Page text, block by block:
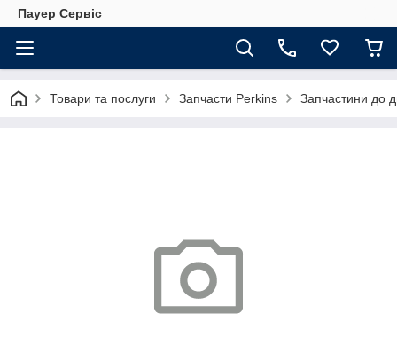
Пауер Сервіс
Товари та послуги Запчасти Perkins Запчастини до